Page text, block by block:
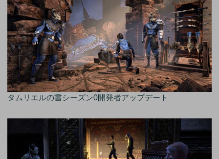
タムリエルの書シーズン0開発者アップデート